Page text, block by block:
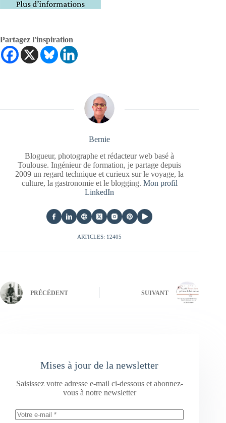
Partagez l'inspiration
Bernie
Blogueur, photographe et rédacteur web basé à
Toulouse. Ingénieur de formation, je partage depuis
2009 un regard technique et curieux sur le voyage, la
culture, la gastronomie et le blogging. Mon profil
LinkedIn
ARTICLES: 12405
PRÉCÉDENT SUIVANT
Mises à jour de la newsletter
Saisissez votre adresse e-mail ci-dessous et abonnez-
vous à notre newsletter